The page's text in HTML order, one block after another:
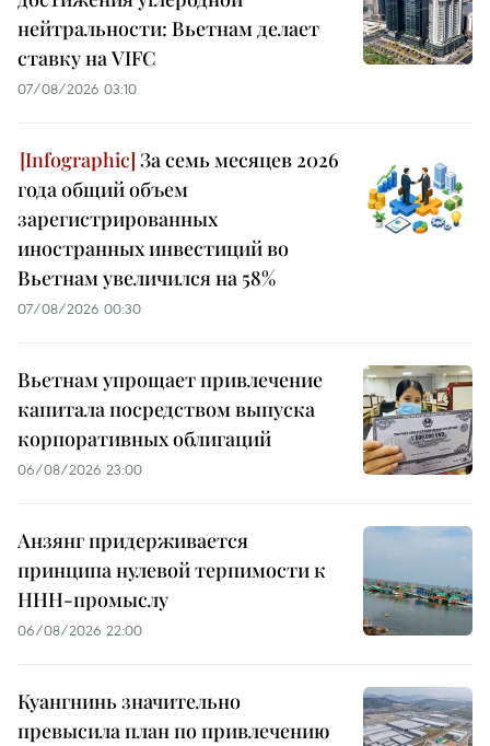
нейтральности: Вьетнам делает
ставку на VIFC
07/08/2026 03:10
За семь месяцев 2026
года общий объем
зарегистрированных
иностранных инвестиций во
Вьетнам увеличился на 58%
07/08/2026 00:30
Вьетнам упрощает привлечение
капитала посредством выпуска
корпоративных облигаций
06/08/2026 23:00
Анзянг придерживается
принципа нулевой терпимости к
ННН-промыслу
06/08/2026 22:00
Куангнинь значительно
превысила план по привлечению